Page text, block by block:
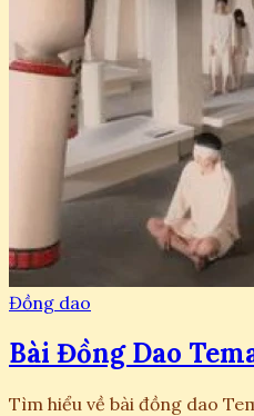
Đồng dao
Bài Đồng Dao
Tìm hiểu về bài đồng dao